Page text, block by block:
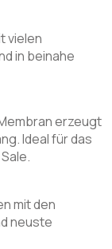
vielen
in beinahe
erzeugt
Ideal für das
mit den
neuste